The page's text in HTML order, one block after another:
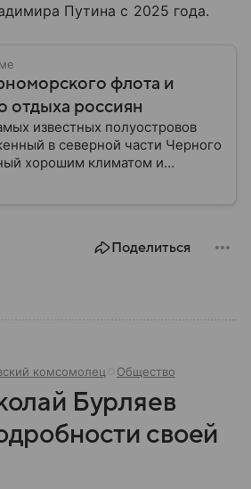
Путина с 2025 года.
флота и
отдыха россиян
известных полуостровов
в северной части Черного
хорошим климатом и
регион имеет также огромное
полуостров ключевой точкой
Поделиться
комсомолец Общество
Бурляев
своей